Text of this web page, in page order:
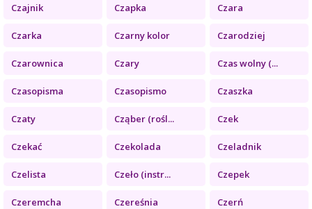
Czajnik Czapka Czara
Czarka Czarny kolor Czarodziej
Czarownica Czary Czas wolny (...
Czasopisma Czasopismo Czaszka
Czaty Cząber (rośl... Czek
Czekać Czekolada Czeladnik
Czelista Czeło (instr... Czepek
Czeremcha Czereśnia Czerń